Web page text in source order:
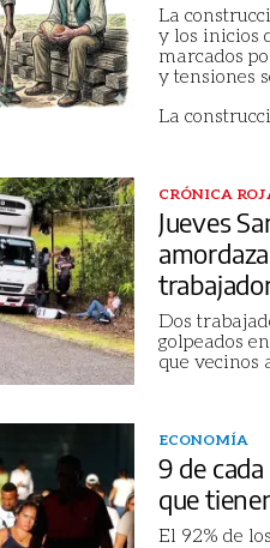
La
y los inicios
marcados
y tensiones
La
CRÓNICA
Jueves
Dos
golpeados
que vecinos
ECONOMÍA
9 de
que
El 92% de